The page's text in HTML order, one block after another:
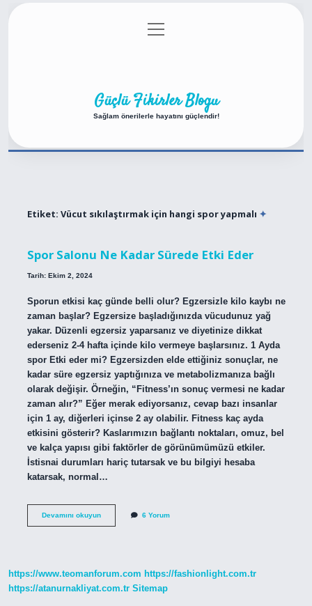
Gizlilik Politikası
menüyü
aç
Güçlü Fikirler Blogu
Sağlam önerilerle hayatını güçlendir!
Etiket: Vücut sıkılaştırmak için hangi spor yapmalı
Spor Salonu Ne Kadar Sürede Etki Eder
Tarih: Ekim 2, 2024
Sporun etkisi kaç günde belli olur? Egzersizle kilo kaybı ne
zaman başlar? Egzersize başladığınızda vücudunuz yağ
yakar. Düzenli egzersiz yaparsanız ve diyetinize dikkat
ederseniz 2-4 hafta içinde kilo vermeye başlarsınız. 1 Ayda
spor Etki eder mi? Egzersizden elde ettiğiniz sonuçlar, ne
kadar süre egzersiz yaptığınıza ve metabolizmanıza bağlı
olarak değişir. Örneğin, “Fitness’ın sonuç vermesi ne kadar
zaman alır?” Eğer merak ediyorsanız, cevap bazı insanlar
için 1 ay, diğerleri içinse 2 ay olabilir. Fitness kaç ayda
etkisini gösterir? Kaslarımızın bağlantı noktaları, omuz, bel
ve kalça yapısı gibi faktörler de görünümümüzü etkiler.
İstisnai durumları hariç tutarsak ve bu bilgiyi hesaba
katarsak, normal…
Devamını okuyunSpor
Eder
6 Yorum
https://www.teomanforum.com https://fashionlight.com.tr
https://atanurnakliyat.com.tr Sitemap